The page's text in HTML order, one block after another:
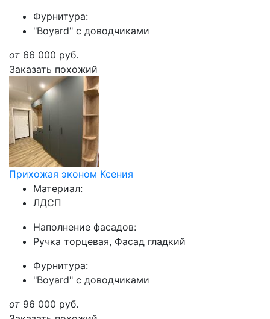
Фурнитура:
"Boyard" с доводчиками
от 66 000 руб.
Заказать похожий
Прихожая эконом Ксения
Материал:
ЛДСП
Наполнение фасадов:
Ручка торцевая, Фасад гладкий
Фурнитура:
"Boyard" с доводчиками
от 96 000 руб.